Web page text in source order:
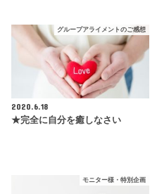
グループアライメントのご感想
2020.6.18
★完全に自分を癒しなさい
モニター様・特別企画